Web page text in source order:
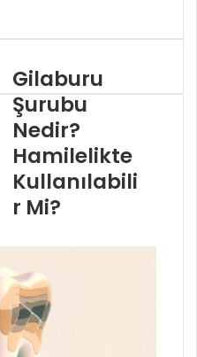
Gilaburu
Şurubu
Nedir?
Hamilelikte
Kullanılabili
r Mi?